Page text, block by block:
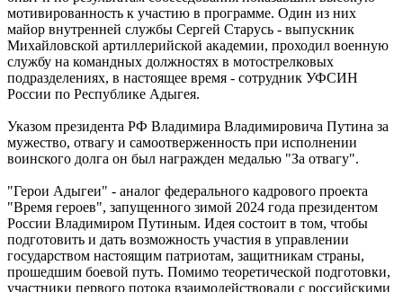
мотивированность к участию в программе. Один из них
майор внутренней службы Сергей Старусь - выпускник
Михайловской артиллерийской академии, проходил военную
службу на командных должностях в мотострелковых
подразделениях, в настоящее время - сотрудник УФСИН
России по Республике Адыгея.
Указом президента РФ Владимира Владимировича Путина за
мужество, отвагу и самоотверженность при исполнении
воинского долга он был награжден медалью "За отвагу".
"Герои Адыгеи" - аналог федерального кадрового проекта
"Время героев", запущенного зимой 2024 года президентом
России Владимиром Путиным. Идея состоит в том, чтобы
подготовить и дать возможность участия в управлении
государством настоящим патриотам, защитникам страны,
прошедшим боевой путь. Помимо теоретической подготовки,
участники первого потока взаимодействовали с российскими